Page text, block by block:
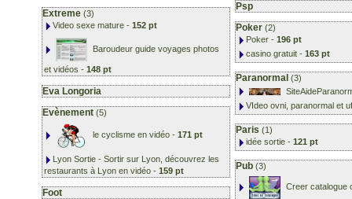
Extreme (3)
Video sexe mature - 152 pt
Baroudeur guide voyages photos
et vidéos - 148 pt
Eva Longoria
Evènement (5)
le cyclisme en vidéo - 171 pt
Lyon Sortie - Sortir sur Lyon, découvrez les
restaurants à Lyon en vidéo - 159 pt
Foot
Psp
Poker (2)
Poker - 196 pt
casino gratuit - 163 pt
Paranormal (3)
VIdeo ovni, paranormal et
Paris (1)
idée sortie - 121 pt
Pub (3)
Creer catalogue